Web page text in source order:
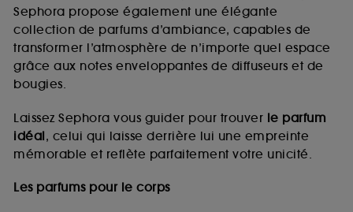
Sephora propose également une élégante
collection de parfums d’ambiance, capables de
transformer l’atmosphère de n’importe quel espace
grâce aux notes enveloppantes de diffuseurs et de
bougies.
Laissez Sephora vous guider pour trouver le parfum
idéal, celui qui laisse derrière lui une empreinte
mémorable et reflète parfaitement votre unicité.
Les parfums pour le corps
de vous plaire via des publicités, y compris sur des
sites tiers et sur les réseaux sociaux, sur la base
des pages que vous avez consultées, de votre
navigation, et de l'historique de vos interactions.
d’en améliorer la performance.
Cookies de sécurisation des paiements en ligne :
fraudes aux moyens de paiement et les
usurpations d’identité.